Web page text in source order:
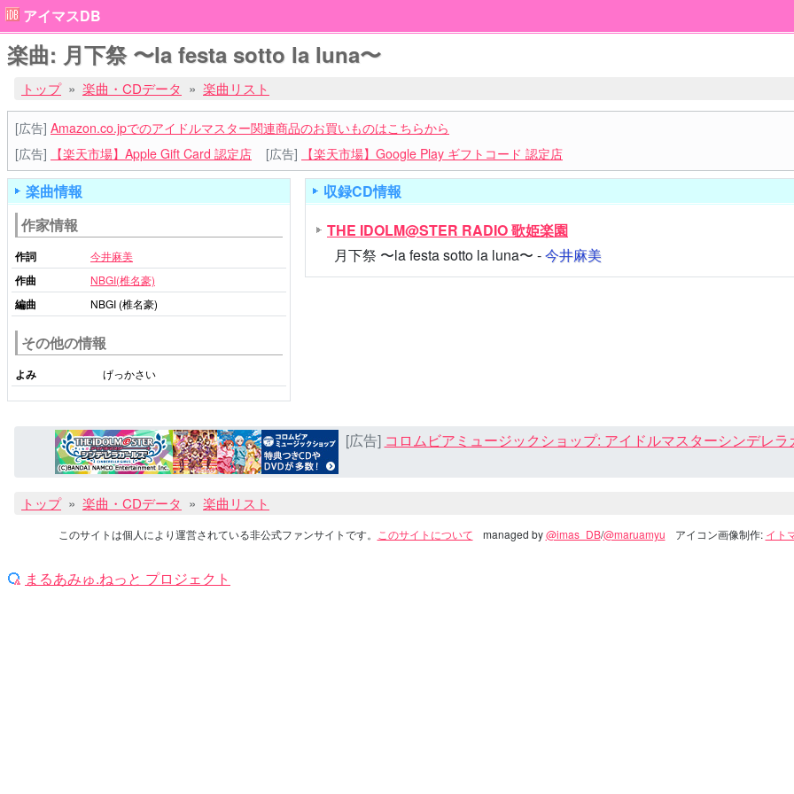
アイマスDB
楽曲: 月下祭 〜la festa sotto la luna〜
トップ 楽曲・CDデータ 楽曲リスト
[広告] Amazon.co.jpでのアイドルマスター関連商品のお買いものはこちらから
[広告]
【楽天市場】Apple Gift Card 認定店 [広告] 【楽天市場】Google Play ギフトコード 認定店
楽曲情報
作家情報
作詞 今井麻美
作曲 NBGI(椎名豪)
編曲 NBGI (椎名豪)
その他の情報
よみ げっかさい
収録CD情報
THE IDOLM@STER RADIO 歌姫楽園
月下祭 〜la festa sotto la luna〜 -今井麻美
[広告] コロムビアミュージックショップ: アイドルマスターシンデレ
トップ 楽曲・CDデータ 楽曲リスト
このサイトは個人により運営されている非公式ファンサイトです。 このサイトについて managed by@imas_DB/@maruamyu アイコン画像制作: イト
まるあみゅ.ねっと プロジェクト